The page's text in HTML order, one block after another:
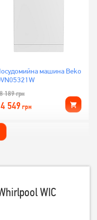
машина Beko
189грн
549грн
WIC